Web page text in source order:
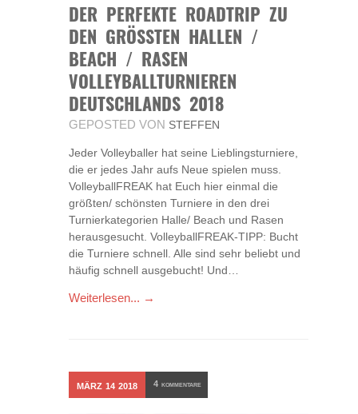
DER PERFEKTE ROADTRIP ZU
DEN GRÖSSTEN HALLEN / B
EACH / RASEN V
OLLEYBALLTURNIEREN D
EUTSCHLANDS 2018
GEPOSTED VON STEFFEN
Jeder Volleyballer hat seine Lieblingsturniere,
die er jedes Jahr aufs Neue spielen muss.
VolleyballFREAK hat Euch hier einmal die
größten/ schönsten Turniere in den drei
Turnierkategorien Halle/ Beach und Rasen
herausgesucht. VolleyballFREAK-TIPP: Bucht
die Turniere schnell. Alle sind sehr beliebt und
häufig schnell ausgebucht! Und…
Weiterlesen... →
MÄRZ 14 2018 4 KOMMENTARE